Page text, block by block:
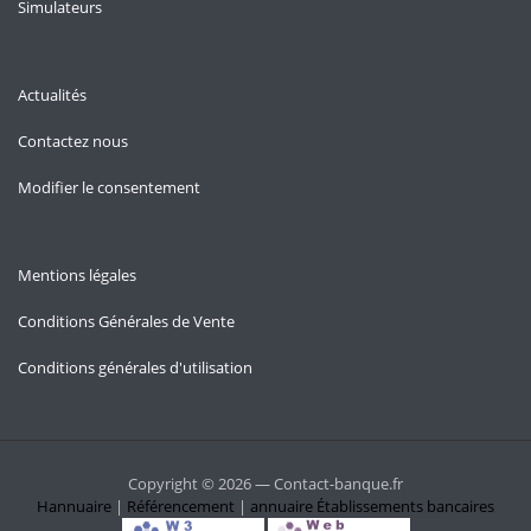
Simulateurs
Actualités
Contactez nous
Modifier le consentement
Mentions légales
Conditions Générales de Vente
Conditions générales d'utilisation
Copyright © 2026 — Contact-banque.fr
Hannuaire | Référencement | annuaire Établissements bancaires